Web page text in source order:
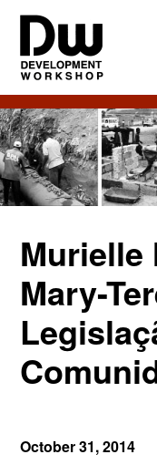
Skip
main
content
Skip
primary
sidebar
DW
Angola
Development
Workshop
Angola
Murielle
Mary-
October 31, 2014